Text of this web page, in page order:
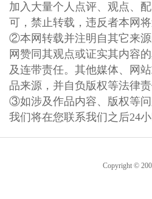
加入大量个人点评、观点、
可，禁止转载，违反者本网
②本网转载并注明自其它来
网赞同其观点或证实其内容
及连带责任。其他媒体、网
品来源，并自负版权等法律责
③如涉及作品内容、版权等
我们将在您联系我们之后24
Copyright ©